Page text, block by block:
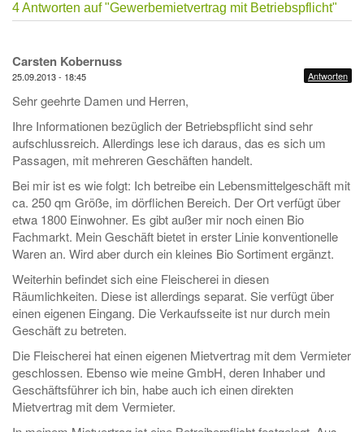
4 Antworten auf"Gewerbemietvertrag mit Betriebspflicht"
Carsten Kobernuss
25.09.2013 - 18:45 Antworten
Sehr geehrte Damen und Herren,
Ihre Informationen bezüglich der Betriebspflicht sind sehr
aufschlussreich. Allerdings lese ich daraus, das es sich um
Passagen, mit mehreren Geschäften handelt.
Bei mir ist es wie folgt: Ich betreibe ein Lebensmittelgeschäft mit
ca. 250 qm Größe, im dörflichen Bereich. Der Ort verfügt über
etwa 1800 Einwohner. Es gibt außer mir noch einen Bio
Fachmarkt. Mein Geschäft bietet in erster Linie konventionelle
Waren an. Wird aber durch ein kleines Bio Sortiment ergänzt.
Weiterhin befindet sich eine Fleischerei in diesen
Räumlichkeiten. Diese ist allerdings separat. Sie verfügt über
einen eigenen Eingang. Die Verkaufsseite ist nur durch mein
Geschäft zu betreten.
Die Fleischerei hat einen eigenen Mietvertrag mit dem Vermieter
geschlossen. Ebenso wie meine GmbH, deren Inhaber und
Geschäftsführer ich bin, habe auch ich einen direkten
Mietvertrag mit dem Vermieter.